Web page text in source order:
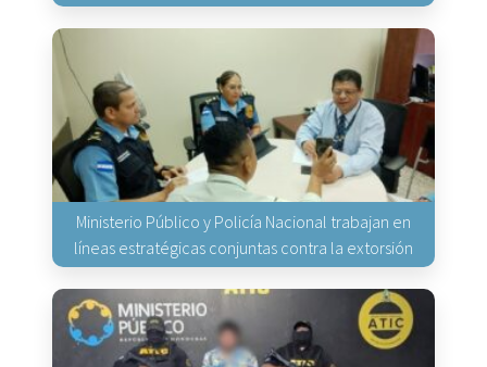
Ministerio Público y Policía Nacional trabajan en
líneas estratégicas conjuntas contra la extorsión